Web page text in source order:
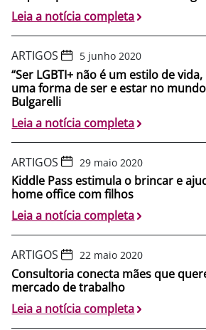
Leia a notícia completa
ARTIGOS 5 junho 2020
“Ser LGBTI+ não é um estilo de
uma forma de ser e estar no
Bulgarelli
Leia a notícia completa
ARTIGOS 29 maio 2020
Kiddle Pass estimula o brincar e
home office com filhos
Leia a notícia completa
ARTIGOS 22 maio 2020
Consultoria conecta mães que
mercado de trabalho
Leia a notícia completa